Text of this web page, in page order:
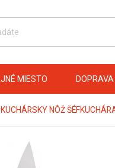
MIESTO
KUCHÁRSKY NÔŽ